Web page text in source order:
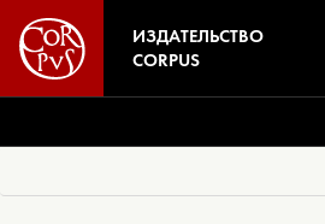
ИЗДАТЕЛЬСТВО
CORPUS